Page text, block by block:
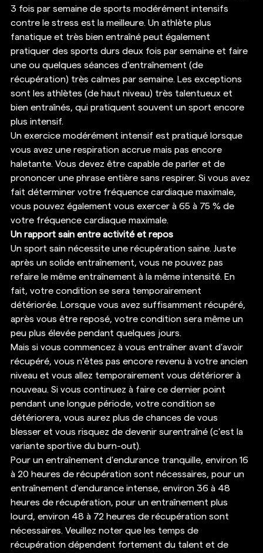
3 fois par semaine de sports modérément intensifs
contre le stress est la meilleure. Un athlète plus
fanatique et très bien entraîné peut également
pratiquer des sports durs deux fois par semaine et faire
une ou quelques séances d'entraînement (de
récupération) très calmes par semaine. Les exceptions
sont les athlètes (de haut niveau) très talentueux et
bien entraînés, qui pratiquent souvent un sport encore
plus intensif.
Un exercice modérément intensif est pratiqué lorsque
vous avez une respiration accrue mais pas encore
haletante. Vous devez être capable de parler et de
prononcer une phrase entière sans respirer. Si vous avez
fait déterminer votre fréquence cardiaque maximale,
vous pouvez également vous exercer à 65 à 75 % de
votre fréquence cardiaque maximale.
Un rapport sain entre activité et repos
Un sport sain nécessite une récupération saine. Juste
après un solide entraînement, vous ne pouvez pas
refaire le même entraînement à la même intensité. En
fait, votre condition se sera temporairement
détériorée. Lorsque vous avez suffisamment récupéré,
après vous être reposé, votre condition sera même un
peu plus élevée pendant quelques jours.
Mais si vous commencez à vous entraîner avant d'avoir
récupéré, vous n'êtes pas encore revenu à votre ancien
niveau et vous allez temporairement vous détériorer à
nouveau. Si vous continuez à faire ce dernier point
pendant une longue période, votre condition se
détériorera, vous aurez plus de chances de vous
blesser et vous risquez de devenir surentraîné (c'est la
variante sportive du burn-out).
Pour un entraînement d'endurance tranquille, environ 16
à 20 heures de récupération sont nécessaires, pour un
entraînement d'endurance intense, environ 36 à 48
heures de récupération, pour un entraînement plus
lourd, environ 48 à 72 heures de récupération sont
nécessaires. Veuillez noter que les temps de
récupération dépendent fortement du talent et de